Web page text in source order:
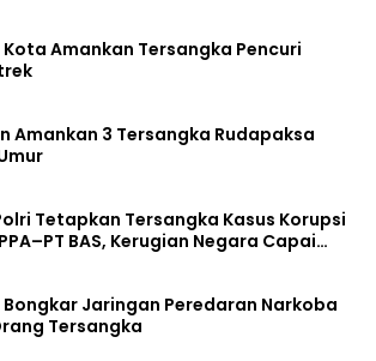
Amankan Tersangka Pencuri
Amankan 3 Tersangka Rudapaksa
Tetapkan Tersangka Kasus Korupsi
BAS, Kerugian Negara Capai
Bongkar Jaringan Peredaran Narkoba
Tersangka